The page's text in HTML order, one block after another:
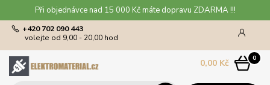
Při objednávce nad 15 000 Kč máte dopravu ZDARMA !!!
+420 702 090 443
volejte od 9,00 - 20,00 hod
0
0,00 Kč